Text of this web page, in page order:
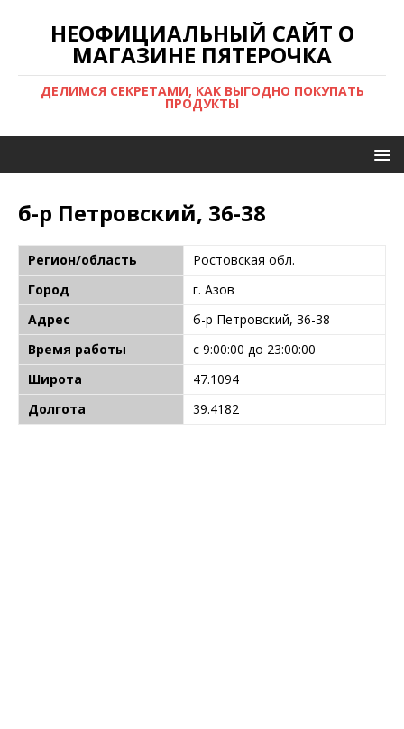
НЕОФИЦИАЛЬНЫЙ САЙТ О
МАГАЗИНЕ ПЯТЕРОЧКА
ДЕЛИМСЯ СЕКРЕТАМИ, КАК ВЫГОДНО ПОКУПАТЬ
ПРОДУКТЫ
б-р Петровский, 36-38
Регион/область
Ростовская обл.
Город
г. Азов
Адрес
б-р Петровский, 36-38
Время работы
с 9:00:00 до 23:00:00
Широта
47.1094
Долгота
39.4182